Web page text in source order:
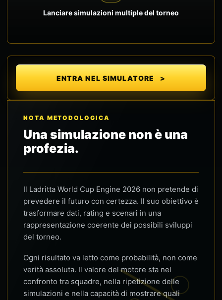
Lanciare simulazioni multiple del torneo
ENTRA NEL SIMULATORE
NOTA METODOLOGICA
Una simulazione non è una
profezia.
Il Ladritta World Cup Engine 2026 non pretende di
prevedere il futuro con certezza. Il suo obiettivo è
trasformare dati, rating e scenari in una
rappresentazione coerente dei possibili sviluppi
del torneo.
Ogni risultato va letto come probabilità, non come
verità assoluta. Il valore del motore sta nel
confronto tra squadre, nella ripetizione delle
simulazioni e nella capacità di mostrare quali